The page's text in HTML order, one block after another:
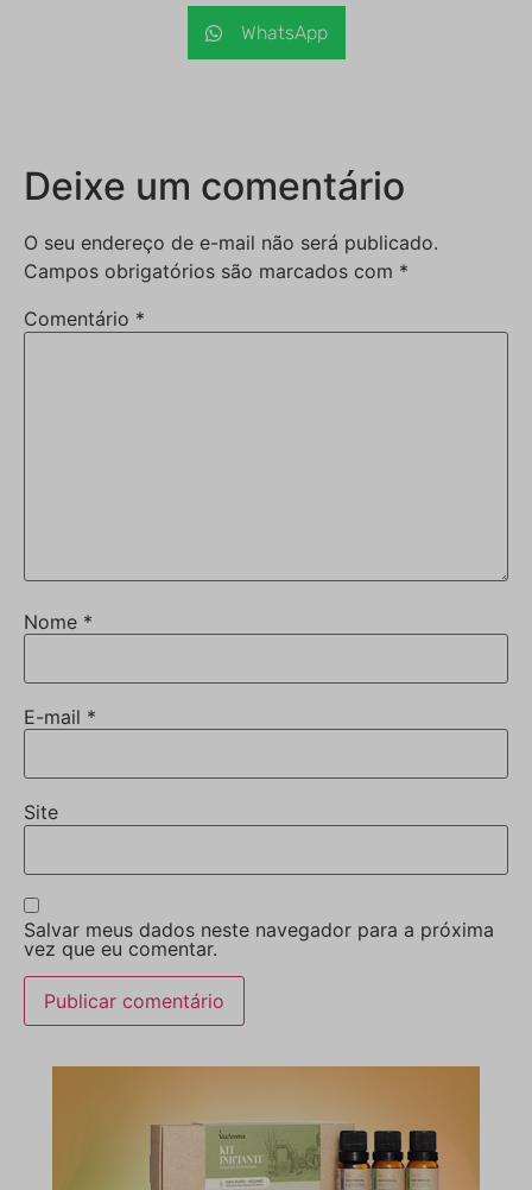
WhatsApp
Deixe um comentário
O seu endereço de e-mail não será publicado.
Campos obrigatórios são marcados com *
Comentário *
Nome *
E-mail *
Site
Salvar meus dados neste navegador para a próxima
vez que eu comentar.